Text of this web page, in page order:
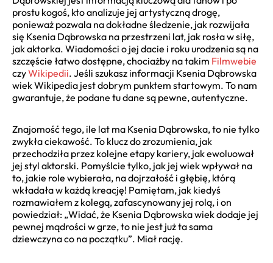
prostu kogoś, kto analizuje jej artystyczną drogę,
ponieważ pozwala na dokładne śledzenie, jak rozwijała
się Ksenia Dąbrowska na przestrzeni lat, jak rosła w siłę,
jak aktorka. Wiadomości o jej dacie i roku urodzenia są na
szczęście łatwo dostępne, chociażby na takim Filmwebie
czyWikipedii. Jeśli szukasz informacji Ksenia Dąbrowska
wiek Wikipedia jest dobrym punktem startowym. To nam
gwarantuje, że podane tu dane są pewne, autentyczne.
Znajomość tego, ile lat ma Ksenia Dąbrowska, to nie tylko
zwykła ciekawość. To klucz do zrozumienia, jak
przechodziła przez kolejne etapy kariery, jak ewoluował
jej styl aktorski. Pomyślcie tylko, jak jej wiek wpływał na
to, jakie role wybierała, na dojrzałość i głębię, którą
wkładała w każdą kreację! Pamiętam, jak kiedyś
rozmawiałem z kolegą, zafascynowany jej rolą, i on
powiedział: „Widać, że Ksenia Dąbrowska wiek dodaje jej
pewnej mądrości w grze, to nie jest już ta sama
dziewczyna co na początku”. Miał rację.